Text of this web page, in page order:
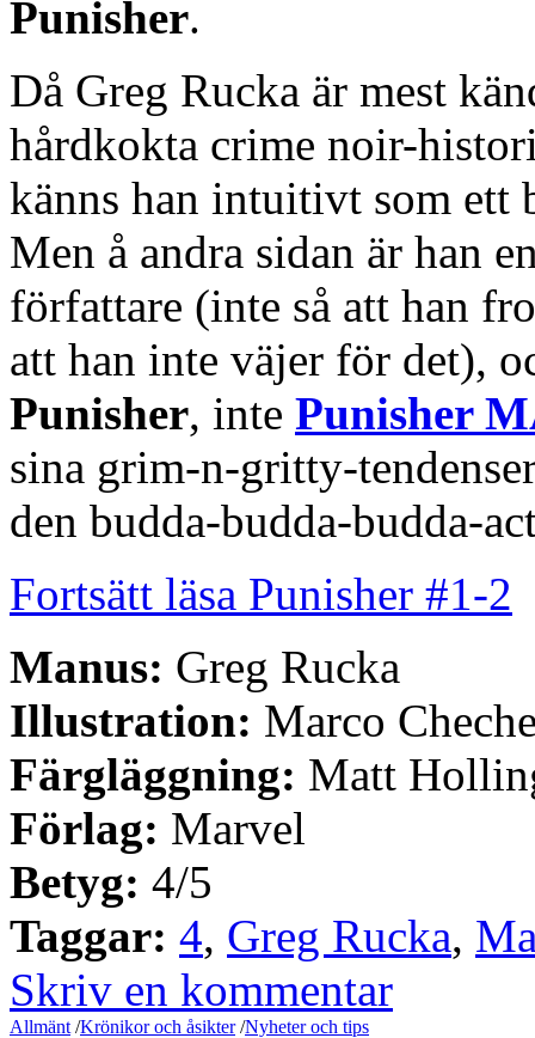
Punisher.
Då Greg Rucka är mest
hårdkokta crime noir-
känns han intuitivt som ett
Men å andra sidan är han
författare (inte så att han
att han inte väjer för det),
Punisher, inte Punisher
sina grim-n-gritty-
den budda-budda-budda-
Fortsätt läsa Punisher #1-2
Manus: Greg Rucka
Illustration: Marco
Färgläggning: Matt
Förlag: Marvel
Betyg: 4/5
Taggar: 4, Greg Rucka,
Skriv en kommentar
Allmänt /Krönikor och åsikter/Nyheter och tips